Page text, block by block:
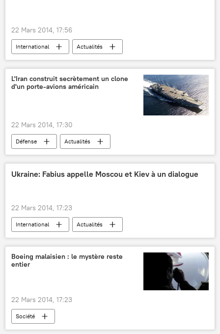
22 Mars 2014, 17:56
International Actualités
L'Iran construit secrètement un clone
d'un porte-avions américain
22 Mars 2014, 17:30
Défense Actualités
Ukraine: Fabius appelle Moscou et Kiev à un dialogue
22 Mars 2014, 17:23
International
Actualités
Règlement de la situation en Ukraine (2014)
Boeing malaisien : le mystère reste
entier
22 Mars 2014, 17:23
Société